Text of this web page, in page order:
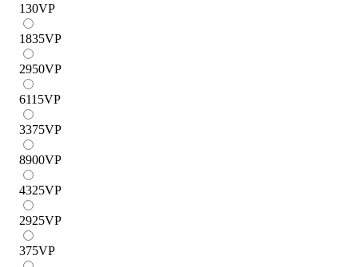
130VP
1835VP
2950VP
6115VP
3375VP
8900VP
4325VP
2925VP
375VP